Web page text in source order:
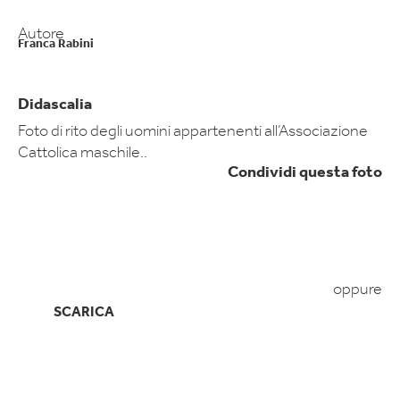
Autore
Franca Rabini
Didascalia
Foto di rito degli uomini appartenenti all’Associazione
Cattolica maschile..
Condividi questa foto
oppure
SCARICA